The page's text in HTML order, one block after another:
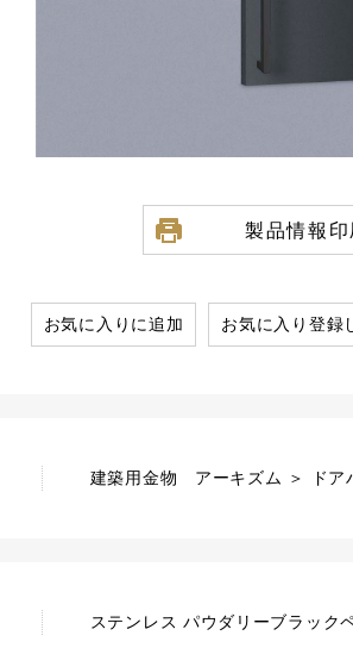
製品情報印
お気に入りに追加 お気に入り登録
建築用金物 アーキズム ＞ ドア
ステンレス パウダリーブラック